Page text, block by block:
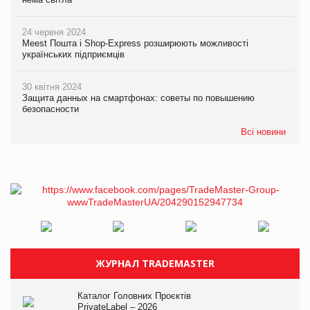
24 червня 2024
Meest Пошта і Shop-Express розширюють можливості
українських підприємців
30 квітня 2024
Защита данных на смартфонах: советы по повышению
безопасности
Всі новини
ЖУРНАЛ TRADEMASTER
Каталог Головних Проєктів
PrivateLabel – 2026